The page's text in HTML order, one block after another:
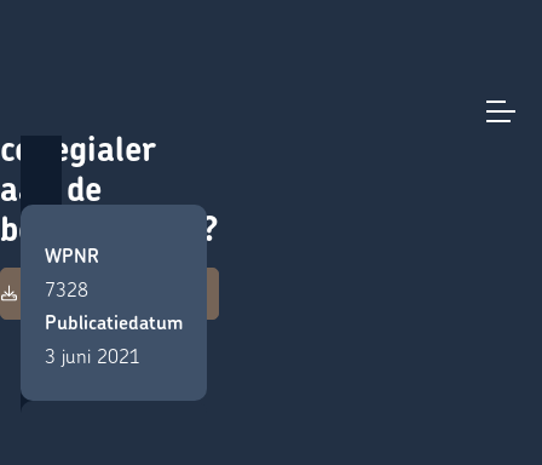
collegialer
aan de
bestuurstafel?
Download deze
WPNR
7328
Publicatiedatum
3 juni 2021